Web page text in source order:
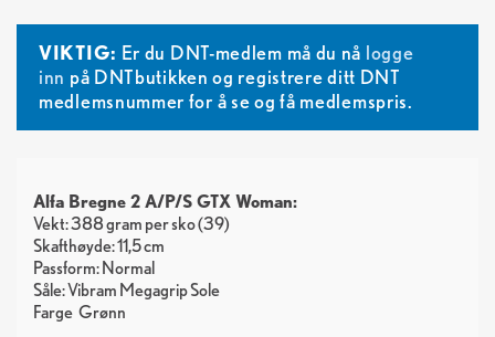
VIKTIG: Er du DNT-medlem må du nå logge
inn på DNTbutikken og registrere ditt DNT
medlemsnummer for å se og få medlemspris.
Alfa Bregne 2 A/P/S GTX Woman:
Vekt: 388 gram per sko (39)
Skafthøyde: 11,5 cm
Passform: Normal
Såle: Vibram Megagrip Sole
Farge Grønn